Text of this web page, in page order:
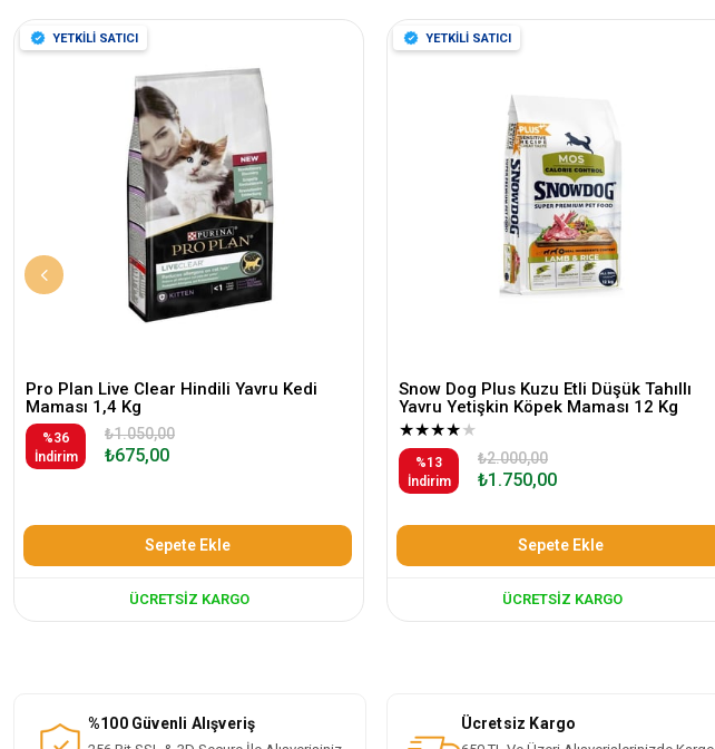
Pro Plan Live Clear Hindili Yavru Kedi
Maması 1,4 Kg
%36
İndirim
₺675,00
₺1.050,00
Sepete Ekle
ÜCRETSIZ KARGO
YETKİLİ SATICI
Snow Dog Plus Kuzu Etli Düşük Tahıllı
Yavru Yetişkin Köpek Maması 12 Kg
★★★★★
%13
İndirim
₺1.750,00
₺2.000,00
Sepete Ekle
ÜCRETSIZ KARGO
YETKİLİ SATICI
%100 Güvenli Alışveriş Ücretsiz Kargo